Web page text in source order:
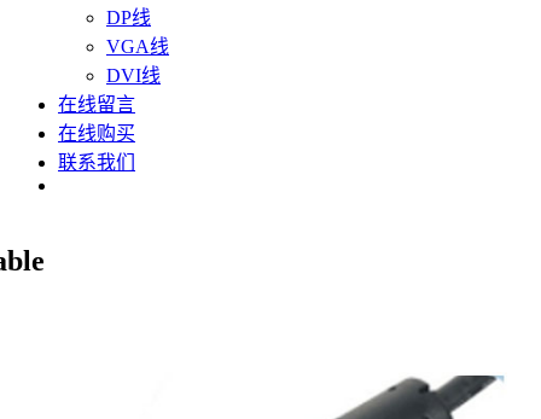
DP线
VGA线
DVI线
在线留言
在线购买
联系我们